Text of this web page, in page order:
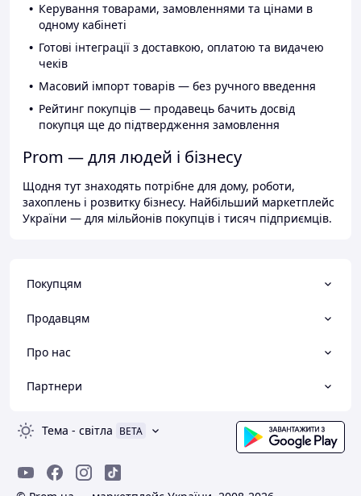
Керування товарами, замовленнями та цінами в
одному кабінеті
Готові інтеграції з доставкою, оплатою та видачею
чеків
Масовий імпорт товарів — без ручного введення
Рейтинг покупців — продавець бачить досвід
покупця ще до підтвердження замовлення
Prom — для людей і бізнесу
Щодня тут знаходять потрібне для дому, роботи,
захоплень і розвитку бізнесу. Найбільший маркетплейс
України — для мільйонів покупців і тисяч підприємців.
Покупцям
Продавцям
Про нас
Партнери
Тема - світла BETA